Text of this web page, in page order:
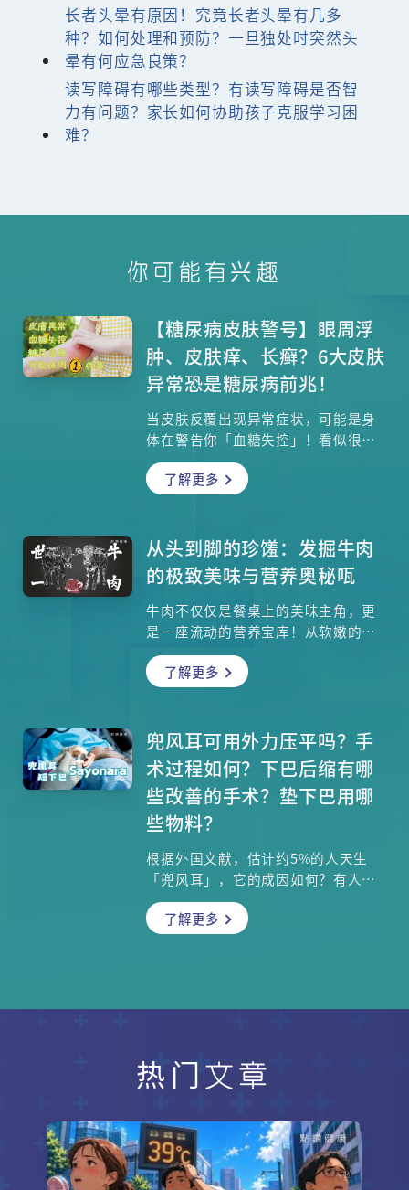
长者头晕有原因！究竟长者头晕有几多
种？如何处理和预防？一旦独处时突然头
晕有何应急良策？
读写障碍有哪些类型？有读写障碍是否智
力有问题？家长如何协助孩子克服学习困
难？
你可能有兴趣
【糖尿病皮肤警号】眼周浮
肿、皮肤痒、长癣？6大皮肤
异常恐是糖尿病前兆！
当皮肤反覆出现异常症状，可能是身
体在警告你「血糖失控」！看似很寻
常的皮肤痕痒，原来不只是敏感？眼
周浮肿（眼袋）原来不只是老化所
能是糖尿病引致！当血糖过高，血液
流过的身体各器官都会出现反应，而
皮肤可说是最明显的表征之一。糖尿
病皮肤症状高达6成患者会出现，若合
并出现「眼周浮肿、皮肤痒、黑色棘
测血糖。本文解析糖尿病皮肤病变的
关键特征与自救对策！
了解更多
从头到脚的珍馐：发掘牛肉
的极致美味与营养奥秘咓
牛肉不仅仅是餐桌上的美味主角，更
是一座流动的营养宝库！从软嫩的牛
柳到富有嚼劲的板腱，每个部位都蕴
藏着独特的风味与口感。你知道吗？
肉脸色红润」。除此之外，牛肉中的
锌元素还是抗氧化的重要推手，能帮
助我们对抗自由基、延缓老化。但许
多人担心吃牛肉会增加胆固醇，对心
脏造成负担，这究竟是迷思还是事
价值，破解常见健康迷思，并从港大
医学院院长的专业角度，学习如何在
享受美味的同时，吃得健康又安心。
无论你是牛肉控还是健康主义者，这
了解更多
兜风耳可用外力压平吗？手
术过程如何？下巴后缩有哪
些改善的手术？垫下巴用哪
些物料？
根据外国文献，估计约5%的人天生
「兜风耳」，它的成因如何？有人说
婴儿时期可自行用外力把它压平，是
否真的？原来理想的下巴形状有一套
了解更多
热门文章